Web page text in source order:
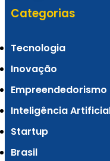
Do Ceará para
Fire Banking
Categorias
Tecnologia
Inovação
Empreendedorismo
Inteligência
Startup
Brasil